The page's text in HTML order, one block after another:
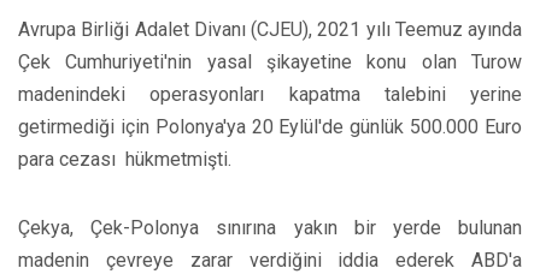
Avrupa Birliği Adalet Divanı (CJEU), 2021 yılı Teemuz ayında
Çek Cumhuriyeti'nin yasal şikayetine konu olan Turow
madenindeki operasyonları kapatma talebini yerine
getirmediği için Polonya'ya 20 Eylül'de günlük 500.000 Euro
para cezası hükmetmişti.
Çekya, Çek-Polonya sınırına yakın bir yerde bulunan
madenin çevreye zarar verdiğini iddia ederek ABD'a